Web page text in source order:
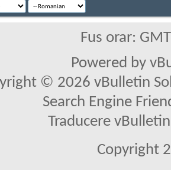
Fus orar:
Powered by
© 2026 vBulletin
Search Engine
Traducere
Copyright